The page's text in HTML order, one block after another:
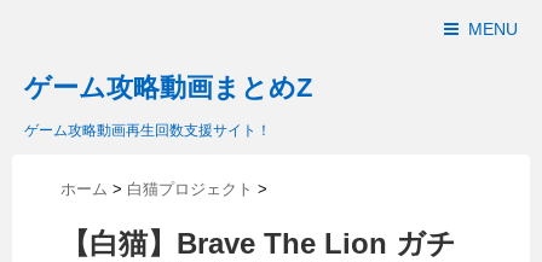
MENU
ゲーム攻略動画まとめZ
ゲーム攻略動画再生回数支援サイト！
ホーム > 白猫プロジェクト >
【白猫】Brave The Lion ガチ